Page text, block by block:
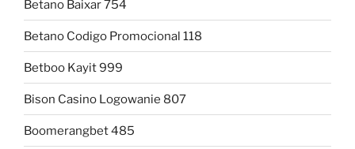
Betano Baixar 754
Betano Codigo Promocional 118
Betboo Kayit 999
Bison Casino Logowanie 807
Boomerangbet 485